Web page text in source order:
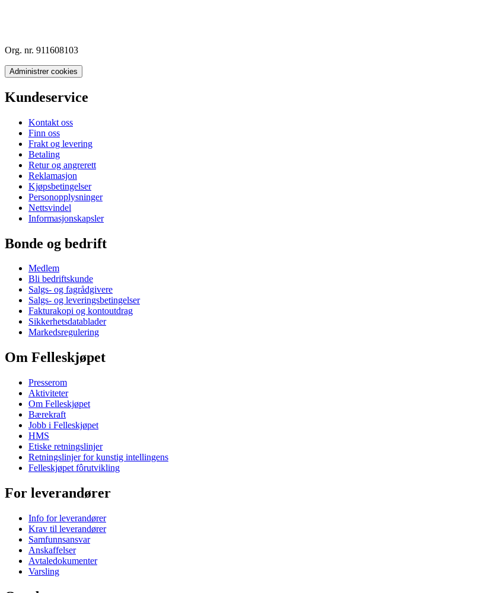
Org. nr. 911608103
Administrer cookies
Kundeservice
Kontakt oss
Finn oss
Frakt og levering
Betaling
Retur og angrerett
Reklamasjon
Kjøpsbetingelser
Personopplysninger
Nettsvindel
Informasjonskapsler
Bonde og bedrift
Medlem
Bli bedriftskunde
Salgs- og fagrådgivere
Salgs- og leveringsbetingelser
Fakturakopi og kontoutdrag
Sikkerhetsdatablader
Markedsregulering
Om Felleskjøpet
Presserom
Aktiviteter
Om Felleskjøpet
Bærekraft
Jobb i Felleskjøpet
HMS
Etiske retningslinjer
Retningslinjer for kunstig intellingens
Felleskjøpet fôrutvikling
For leverandører
Info for leverandører
Krav til leverandører
Samfunnsansvar
Anskaffelser
Avtaledokumenter
Varsling